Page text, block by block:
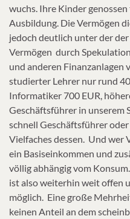
wuchs. Ihre Kinder
Ausbildung. Die Vermögen
jedoch deutlich unter der
Vermögen durch
und anderen Finanzanlagen
studierter Lehrer nur rund
Informatiker 700 EUR,
Geschäftsführer in unserem
schnell Geschäftsführer
Vielfaches dessen. Und wer
ein Basiseinkommen und
völlig abhängig vom
ist also weiterhin weit offen
möglich. Eine große
keinen Anteil an dem